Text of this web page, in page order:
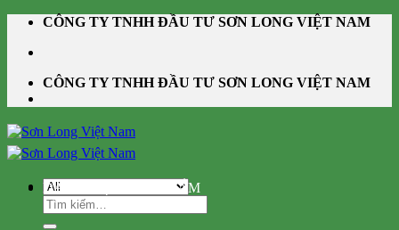
Skip
content
CÔNG TY TNHH ĐẦU TƯ SƠN LONG VIỆT NAM
CÔNG TY TNHH ĐẦU TƯ SƠN LONG VIỆT NAM
Tìm
kiếm:
DANH MỤC SẢN PHẨM